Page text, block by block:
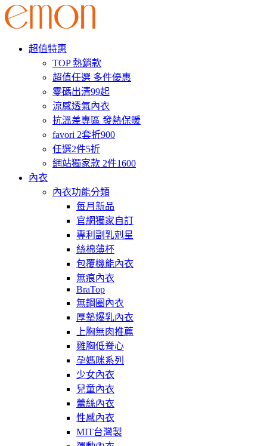
超值特惠
TOP 熱銷款
超值任選 多件優惠
零碼出清99起
涼感透氣內衣
抗溫差專區 發熱保暖
favori 2套折900
任選2件5折
網站獨家款 2件1600
內衣
內衣功能分類
每月新品
官網獨家自訂
專利副乳剋星
絲棉薄杯
包覆機能內衣
無痕內衣
BraTop
無鋼圈內衣
厚墊爆乳內衣
上胸無肉推薦
雞胸低脊心
孕媽咪系列
少女內衣
兒童內衣
蕾絲內衣
性感內衣
MIT台灣製